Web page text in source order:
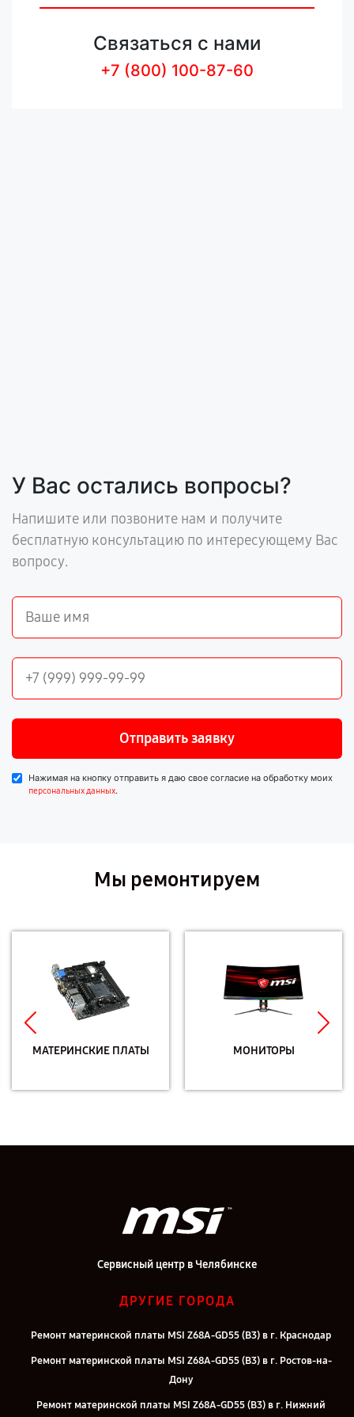
Связаться с нами
+7 (800) 100-87-60
У Вас остались вопросы?
Напишите или позвоните нам и получите
бесплатную консультацию по интересующему Вас
вопросу.
Отправить заявку
Нажимая на кнопку отправить я даю свое согласие на обработку моих
персональных данных.
Мы ремонтируем
МАТЕРИНСКИЕ ПЛАТЫ МОНИТОРЫ
Сервисный центр в Челябинске
ДРУГИЕ ГОРОДА
Ремонт материнской платы MSI Z68A-GD55 (B3) в г. Краснодар
Ремонт материнской платы MSI Z68A-GD55 (B3) в г. Ростов-на-
Дону
Ремонт материнской платы MSI Z68A-GD55 (B3) в г. Нижний